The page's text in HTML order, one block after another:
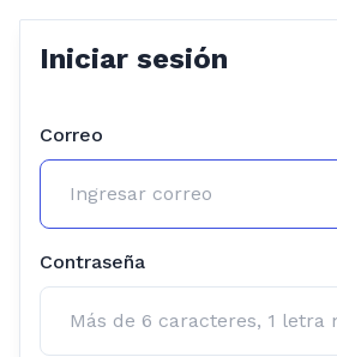
Iniciar sesión
Correo
Contraseña